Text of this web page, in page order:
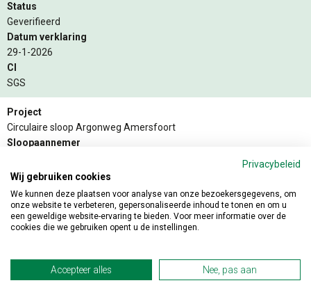
Status
Geverifieerd
Datum verklaring
29-1-2026
CI
SGS
Project
Circulaire sloop Argonweg Amersfoort
Sloopaannemer
Opdrachtgever
Provincie Utrecht
Status
Geverifieerd
Datum verklaring
SGS
Privacybeleid
Wij gebruiken cookies
We kunnen deze plaatsen voor analyse van onze bezoekersgegevens, om
onze website te verbeteren, gepersonaliseerde inhoud te tonen en om u
een geweldige website-ervaring te bieden. Voor meer informatie over de
cookies die we gebruiken opent u de instellingen.
Accepteer alles Nee, pas aan